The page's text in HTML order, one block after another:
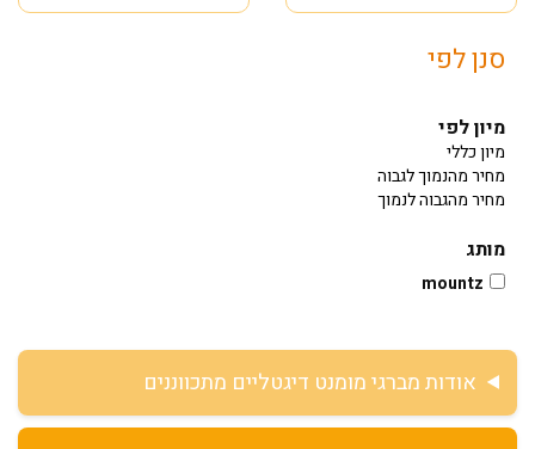
סנן לפי
מיון לפי
מיון כללי
מחיר מהנמוך לגבוה
מחיר מהגבוה לנמוך
מותג
mountz
אודות מברגי מומנט דיגטליים מתכווננים